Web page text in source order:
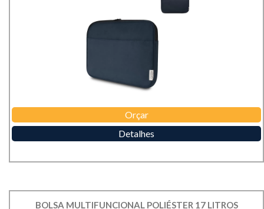
Orçar
Detalhes
BOLSA MULTIFUNCIONAL POLIÉSTER 17 LITROS